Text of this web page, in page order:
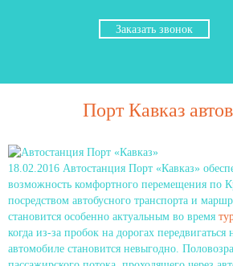
Заказать звонок
Порт Кавказ
18.02.2016 Автостанция Порт «Кавказ»
возможность комфортного перемещения по
посредством автобусного транспорта и
становится особенно актуальным во время
когда из-за пробок на дорогах передвигаться
автомобиле становится невыгодно.